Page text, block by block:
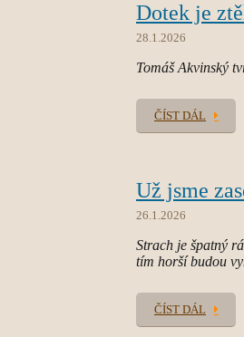
Dotek je
28.1.2026
Tomáš Akvinský
ČÍST DÁL
Už jsme
26.1.2026
Strach je špatný
tím horší budou
ČÍST DÁL